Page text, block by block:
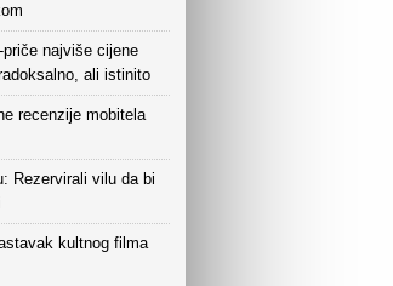
najviše cijene
ali istinito
recenzije mobitela
Rezervirali vilu da bi
kultnog filma